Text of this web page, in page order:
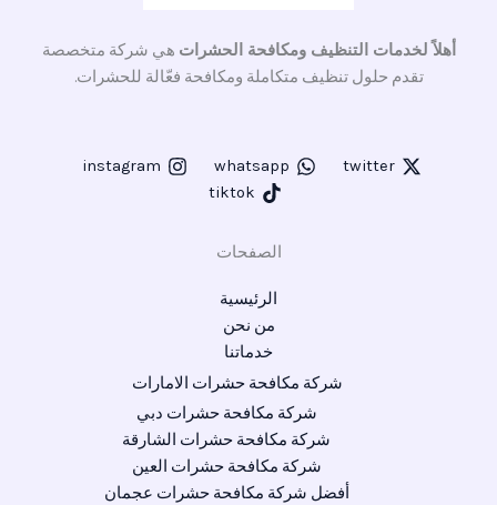
أهلاً لخدمات التنظيف ومكافحة الحشرات هي شركة متخصصة
تقدم حلول تنظيف متكاملة ومكافحة فعّالة للحشرات.
twitter
whatsapp
instagram
tiktok
الصفحات
الرئيسية
من نحن
خدماتنا
شركة مكافحة حشرات الامارات
شركة مكافحة حشرات دبي
شركة مكافحة حشرات الشارقة
شركة مكافحة حشرات العين
أفضل شركة مكافحة حشرات عجمان